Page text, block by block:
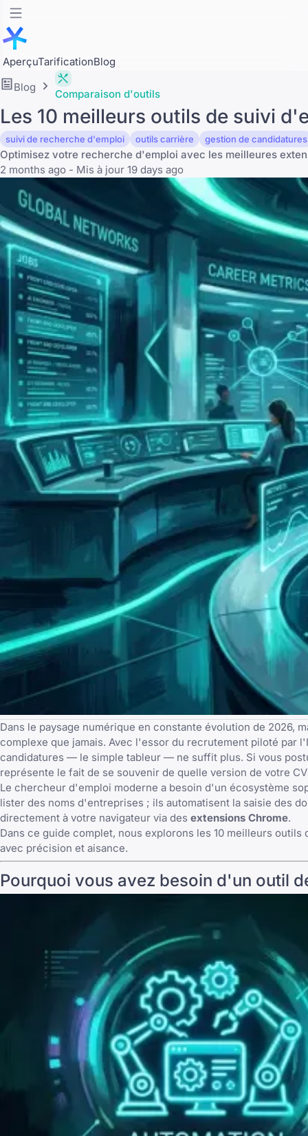
AperçuTarificationBlog
Blog
Comparaison d'outils
Les 10 meilleurs outils de suivi
suivi de recherche d'emploi outils carrière gestion de candidatures
Optimisez votre recherche d'emploi avec les meilleures
2 months ago - Mis à jour 19 days ago
Dans le paysage numérique en constante évolution de 2026,
complexe que jamais. Avec l'essor du recrutement piloté par
candidatures — le simple tableur — ne suffit plus. Si vous
représente le fait de se souvenir de quelle version de votre CV
Le chercheur d'emploi moderne a besoin d'un écosystème
lister des noms d'entreprises ; ils automatisent la saisie des
directement à votre navigateur via des extensions Chrome.
Dans ce guide complet, nous explorons les 10 meilleurs
avec précision et aisance.
Pourquoi vous avez besoin d'un outil